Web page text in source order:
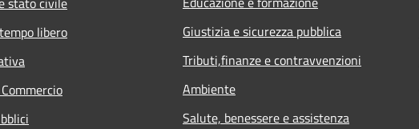
libero
Giustizia e sicurezza pubblica
Tributi,finanze e contravvenzioni
Ambiente
Salute, benessere e assistenza